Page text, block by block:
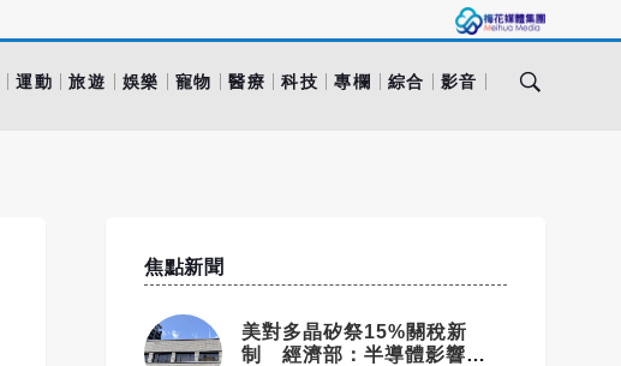
運動 旅遊 娛樂 寵物 醫療 科技 專欄 綜合 影音
焦點新聞
美對多晶矽祭15%關稅新
制 經濟部：半導體影響可